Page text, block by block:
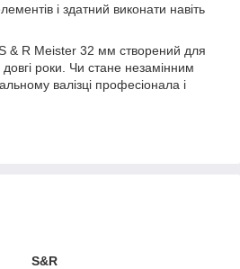
і здатний виконати навіть
& R Meister 32 мм створений для
роки. Чи стане незамінним
валізці професіонала і
S&R